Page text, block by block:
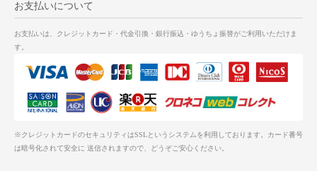
お支払いについて
お支払いは、クレジットカード・代金引換・銀行振込・ゆうちょ振替がご利用いただけま
す。
※クレジットカードのセキュリティはSSLというシステムを利用しております。カード番号
は暗号化されて安全に 送信されますので、どうぞご安心ください。